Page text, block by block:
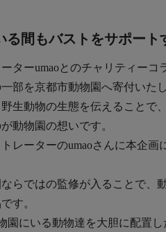
間もバストをサポート
ターumaoとのチャリティーコ
部を京都市動物園へ寄付いたし
生動物の生態を伝えることで
動物園の想いです。
レーターのumaoさんに本企
らではの監修が入ることで、
す。
園にいる動物達を大胆に配置し